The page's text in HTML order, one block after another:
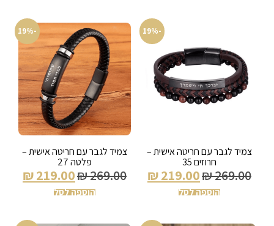
-19%
צמיד לגבר עם חריטה אישית –
חרוזים 35
₪269.00
₪219.00
הוספה לסל
-19%
צמיד לגבר עם חריטה אישית –
פלטה 27
₪269.00
₪219.00
הוספה לסל